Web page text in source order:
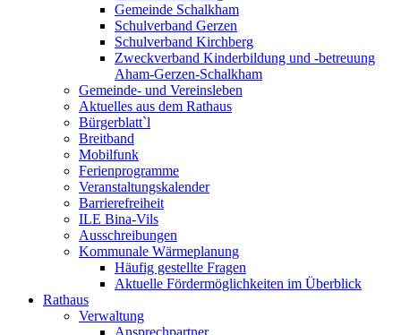
Gemeinde Schalkham
Schulverband Gerzen
Schulverband Kirchberg
Zweckverband Kinderbildung und -betreuung
Aham-Gerzen-Schalkham
Gemeinde- und Vereinsleben
Aktuelles aus dem Rathaus
Bürgerblatt`l
Breitband
Mobilfunk
Ferienprogramme
Veranstaltungskalender
Barrierefreiheit
ILE Bina-Vils
Ausschreibungen
Kommunale Wärmeplanung
Häufig gestellte Fragen
Aktuelle Fördermöglichkeiten im Überblick
Rathaus
Verwaltung
Ansprechpartner